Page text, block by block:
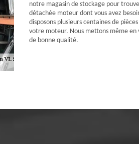
notre magasin de stockage pour
détachée moteur dont vous avez
disposons plusieurs centaines de
votre moteur. Nous mettons même en
de bonne qualité.